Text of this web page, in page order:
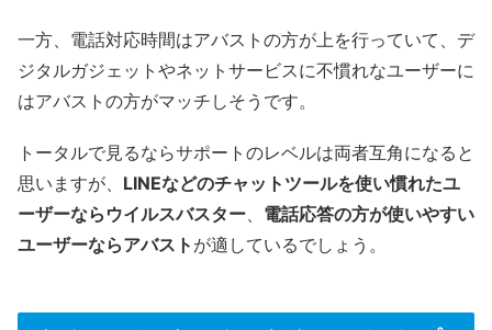
一方、電話対応時間はアバストの方が上を行っていて、デ
ジタルガジェットやネットサービスに不慣れなユーザーに
はアバストの方がマッチしそうです。
トータルで見るならサポートのレベルは両者互角になると
思いますが、 LINEなどのチャットツールを使い慣れたユ
ーザーならウイルスバスター、 電話応答の方が使いやすい
ユーザーならアバスト が適しているでしょう。